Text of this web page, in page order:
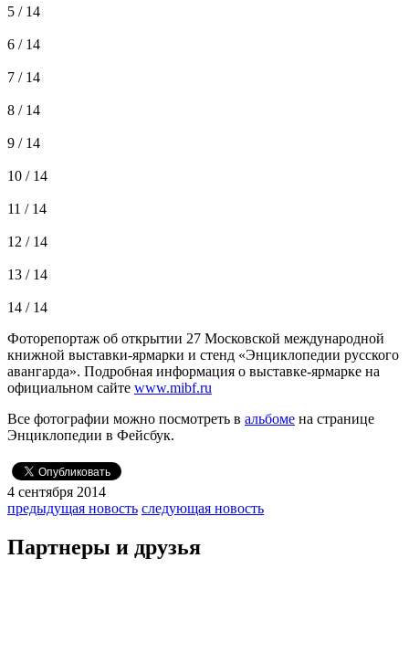
5 / 14
6 / 14
7 / 14
8 / 14
9 / 14
10 / 14
11 / 14
12 / 14
13 / 14
14 / 14
Фоторепортаж об открытии 27 Московской международной
книжной выставки-ярмарки и стенд «Энциклопедии русского
авангарда». Подробная информация о выставке-ярмарке на
официальном сайте www.mibf.ru
Все фотографии можно посмотреть в альбоме на странице
Энциклопедии в Фейсбук.
4 сентября 2014
предыдущая новость следующая новость
Партнеры и друзья